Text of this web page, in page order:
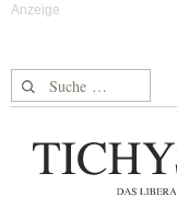
Suche nach: